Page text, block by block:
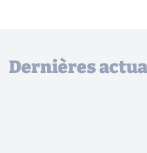
Dernières